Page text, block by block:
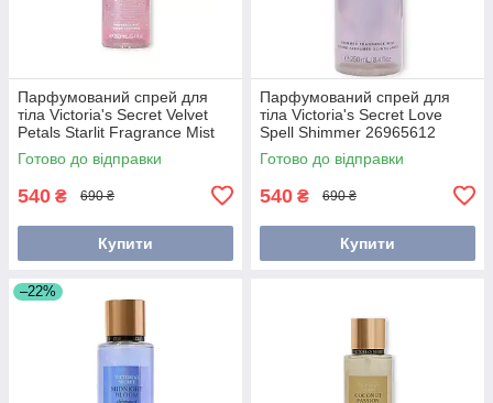
Парфумований спрей для
тіла Victoria's Secret Velvet
Petals Starlit Fragrance Mist
250ml 26868079
Готово до відправки
540 ₴ 690 ₴
Купити
Парфумований спрей для
тіла Victoria's Secret Love
Spell Shimmer 26965612
250мл
Готово до відправки
540 ₴ 690 ₴
Купити
–22%